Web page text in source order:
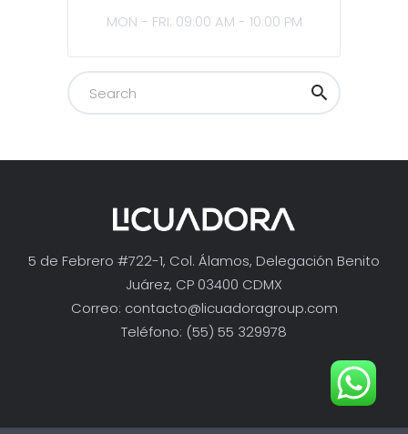
MON - FRI: 09:00 AM - 10:00 PM
5 de Febrero #722-1, Col. Álamos, Delegación Benito
Juárez, CP 03400 CDMX
Correo: contacto@licuadoragroup.com
Teléfono: (55) 55 329978